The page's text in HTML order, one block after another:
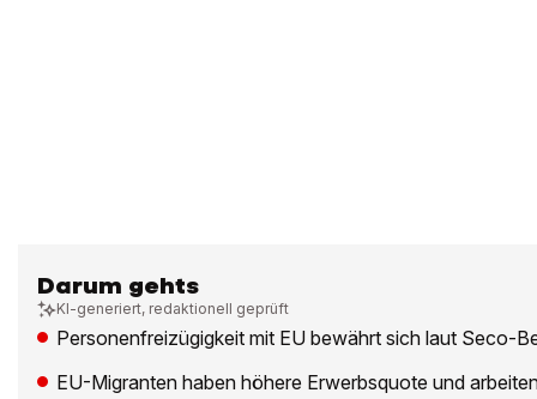
Darum gehts
KI-generiert, redaktionell geprüft
Personenfreizügigkeit mit EU bewährt sich laut Seco-
EU-Migranten haben höhere Erwerbsquote und